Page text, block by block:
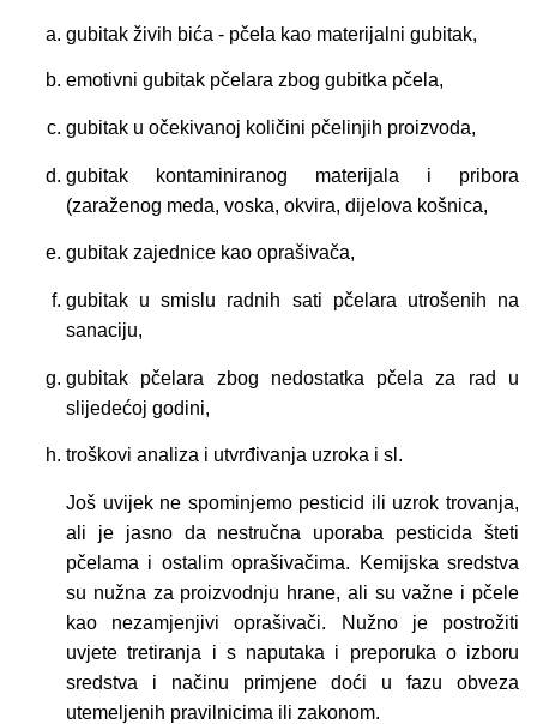
gubitak živih bića - pčela kao materijalni gubitak,
emotivni gubitak pčelara zbog gubitka pčela,
gubitak u očekivanoj količini pčelinjih proizvoda,
gubitak kontaminiranog materijala i pribora
(zaraženog meda, voska, okvira, dijelova košnica,
gubitak zajednice kao oprašivača,
gubitak u smislu radnih sati pčelara utrošenih na
sanaciju,
gubitak pčelara zbog nedostatka pčela za rad u
slijedećoj godini,
troškovi analiza i utvrđivanja uzroka i sl.
Još uvijek ne spominjemo pesticid ili uzrok trovanja,
ali je jasno da nestručna uporaba pesticida šteti
pčelama i ostalim oprašivačima. Kemijska sredstva
su nužna za proizvodnju hrane, ali su važne i pčele
kao nezamjenjivi oprašivači. Nužno je postrožiti
uvjete tretiranja i s naputaka i preporuka o izboru
sredstva i načinu primjene doći u fazu obveza
utemeljenih pravilnicima ili zakonom.